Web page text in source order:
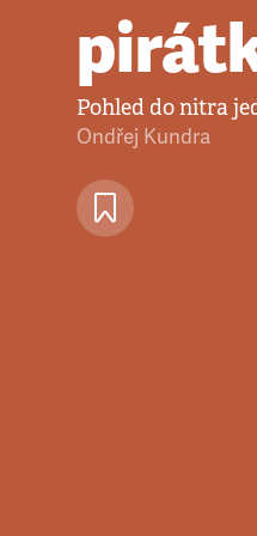
Pohled do nitra
Ondřej Kundra